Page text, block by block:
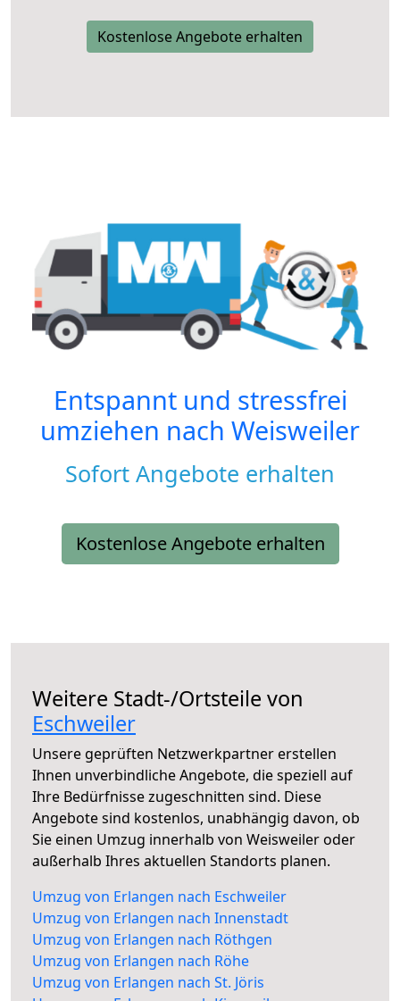
Kostenlose Angebote erhalten
Entspannt und stressfrei
umziehen nach Weisweiler
Sofort Angebote erhalten
Kostenlose Angebote erhalten
Weitere Stadt-/Ortsteile von
Eschweiler
Unsere geprüften Netzwerkpartner erstellen
Ihnen unverbindliche Angebote, die speziell auf
Ihre Bedürfnisse zugeschnitten sind. Diese
Angebote sind kostenlos, unabhängig davon, ob
Sie einen Umzug innerhalb von Weisweiler oder
außerhalb Ihres aktuellen Standorts planen.
Umzug von Erlangen nach Eschweiler
Umzug von Erlangen nach Innenstadt
Umzug von Erlangen nach Röthgen
Umzug von Erlangen nach Röhe
Umzug von Erlangen nach St. Jöris